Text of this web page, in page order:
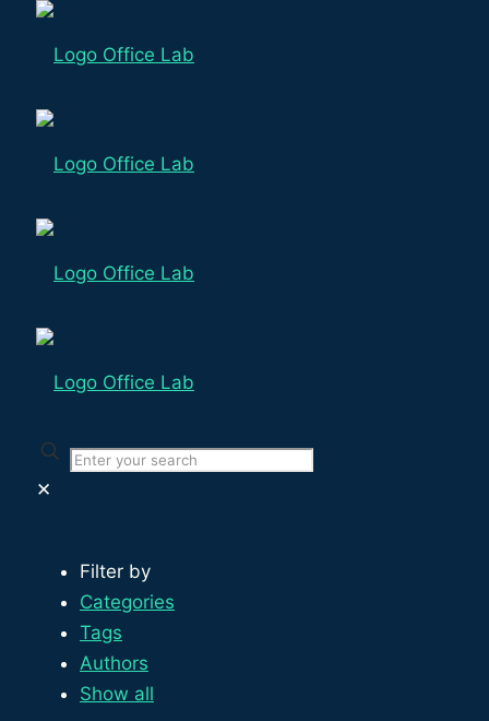
✕
Filter by
Categories
Tags
Authors
Show all